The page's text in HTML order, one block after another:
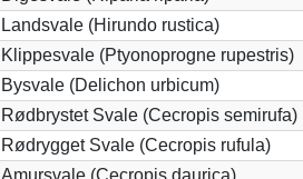
Landsvale (Hirundo rustica)
Klippesvale (Ptyonoprogne rupestris)
Bysvale (Delichon urbicum)
Rødbrystet Svale (Cecropis semirufa)
Rødrygget Svale (Cecropis rufula)
Amursvale (Cecropis daurica)